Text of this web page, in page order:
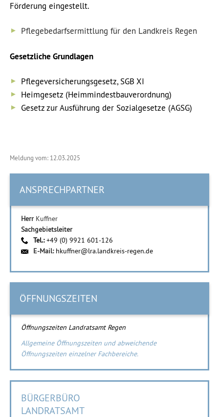
Förderung eingestellt.
Pflegebedarfsermittlung für den Landkreis Regen
Gesetzliche Grundlagen
Pflegeversicherungsgesetz, SGB XI
Heimgesetz (Heimmindestbauverordnung)
Gesetz zur Ausführung der Sozialgesetze (AGSG)
Meldung vom: 12.03.2025
ANSPRECHPARTNER
Herr Kuffner
Sachgebietsleiter
Tel.:+49 (0) 9921 601-126
E-Mail: hkuffner@lra.landkreis-regen.de
ÖFFNUNGSZEITEN
Öffnungszeiten Landratsamt Regen
Allgemeine Öffnungszeiten und abweichende
Öffnungszeiten einzelner Fachbereiche.
BÜRGERBÜRO
LANDRATSAMT